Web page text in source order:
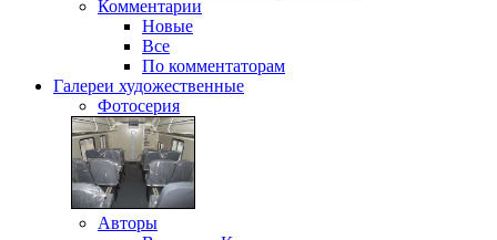
Комментарии
Новые
Все
По комментаторам
Галереи художественные
Фотосерия
Авторы